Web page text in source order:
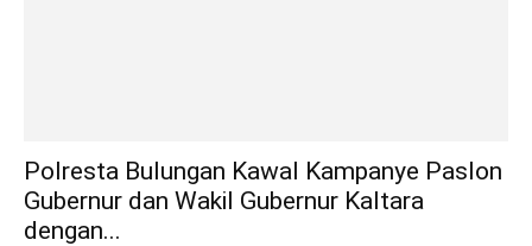
Polresta Bulungan Kawal Kampanye Paslon
Gubernur dan Wakil Gubernur Kaltara
dengan...